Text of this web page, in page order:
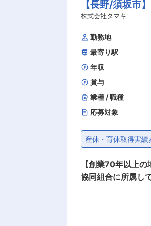
【長野/須坂市
株式会社タマキ
勤務地
最寄り駅
年収
賞与
業種 / 職種
応募対象
産休・育休取得実績
【創業70年以上の地
協同組合に所属し
事の現場施工管理をお願いします。 ■職務詳細： ・工事スケジュールの
上に向けた活動